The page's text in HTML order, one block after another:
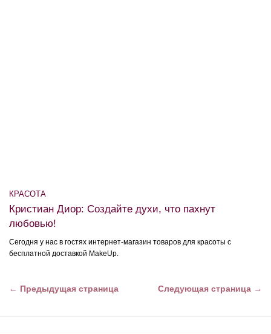
КРАСОТА
Кристиан Диор: Создайте духи, что пахнут
любовью!
Сегодня у нас в гостях интернет-магазин товаров для красоты с
бесплатной доставкой MakeUp.
← Предыдущая страница Следующая страница →